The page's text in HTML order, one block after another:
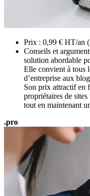
Prix : 0,99 € HT/an
Conseils et
solution abordable
Elle convient à tous
d’entreprise aux
Son prix attractif en
propriétaires de
tout en maintenant
.pro